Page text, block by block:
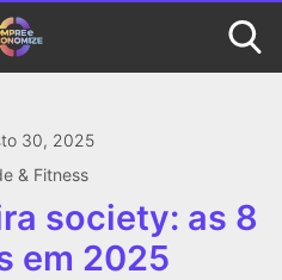
30, 2025
& Fitness
society: as 8
em 2025